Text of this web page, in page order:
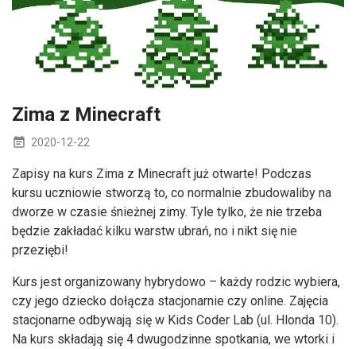
Zima z Minecraft
2020-12-22
Zapisy na kurs Zima z Minecraft już otwarte! Podczas
kursu uczniowie stworzą to, co normalnie zbudowaliby na
dworze w czasie śnieżnej zimy. Tyle tylko, że nie trzeba
będzie zakładać kilku warstw ubrań, no i nikt się nie
przeziębi!
Kurs jest organizowany hybrydowo – każdy rodzic wybiera,
czy jego dziecko dołącza stacjonarnie czy online. Zajęcia
stacjonarne odbywają się w Kids Coder Lab (ul. Hlonda 10).
Na kurs składają się 4 dwugodzinne spotkania, we wtorki i